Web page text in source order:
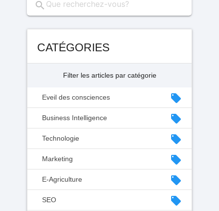
search
CATÉGORIES
Filter les articles par catégorie
Eveil des consciences local_offer
Business Intelligence local_offer
Technologie local_offer
Marketing local_offer
E-Agriculture local_offer
SEO local_offer